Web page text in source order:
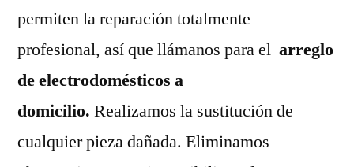
permiten la reparación totalmente
profesional, así que llámanos para el arreglo
de electrodomésticos a
domicilio. Realizamos la sustitución de
cualquier pieza dañada. Eliminamos